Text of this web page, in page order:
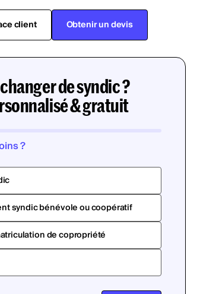
client Obtenir un devis
de syndic ?
& gratuit
?
syndic bénévole ou coopératif
de copropriété